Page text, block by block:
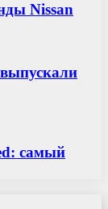
Nissan
самый